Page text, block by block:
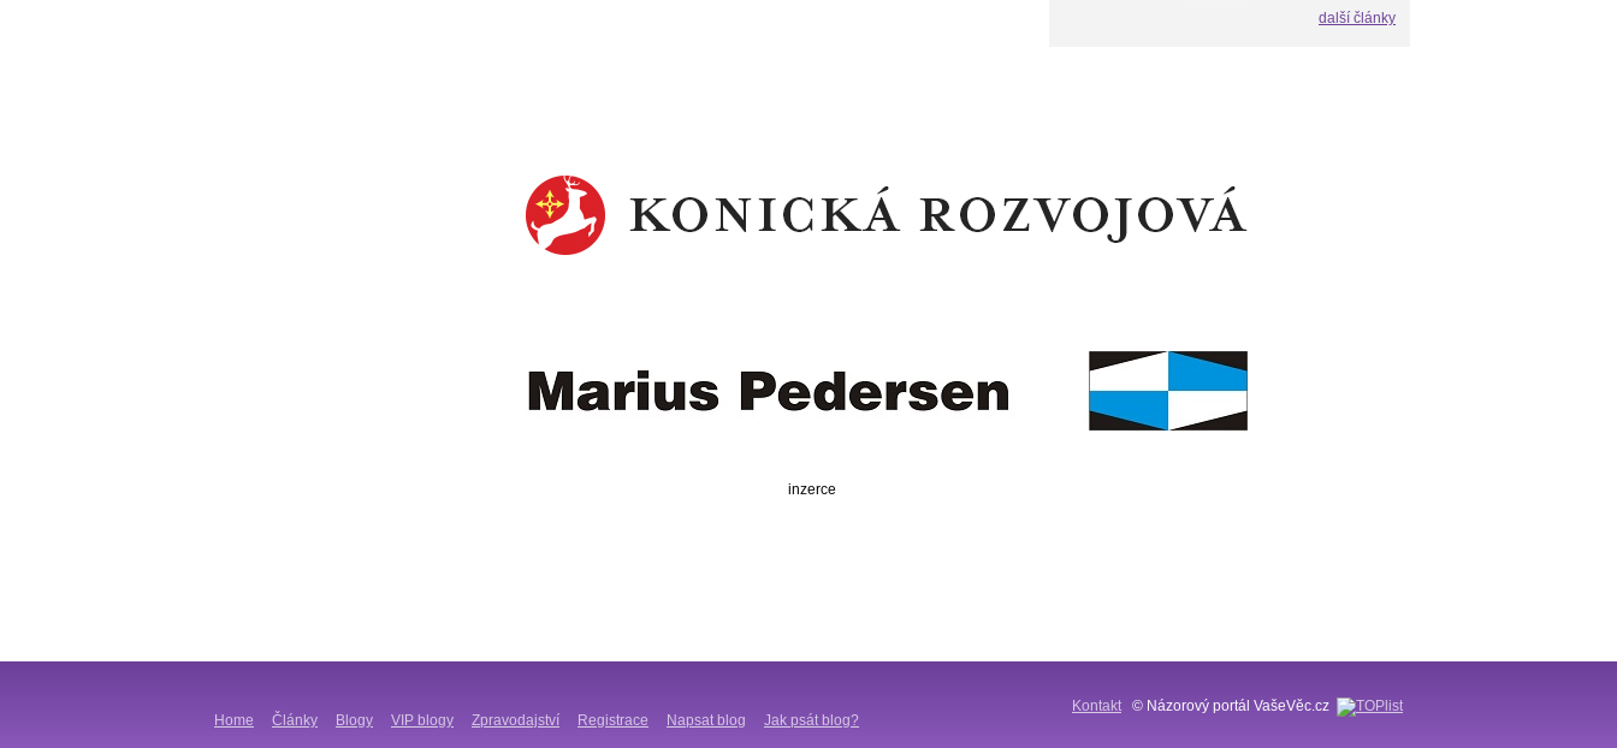
další články
inzerce
Home Články Blogy VIP blogy Zpravodajství Registrace Napsat blog Jak psát blog?
Kontakt © Názorový portál VašeVěc.cz